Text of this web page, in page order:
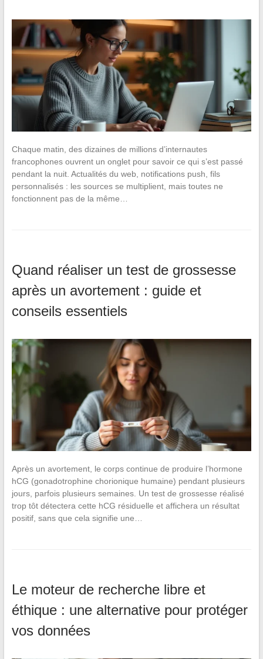
Chaque matin, des dizaines de millions d’internautes
francophones ouvrent un onglet pour savoir ce qui s’est passé
pendant la nuit. Actualités du web, notifications push, fils
personnalisés : les sources se multiplient, mais toutes ne
fonctionnent pas de la même…
Quand réaliser un test de grossesse
après un avortement : guide et
conseils essentiels
Après un avortement, le corps continue de produire l’hormone
hCG (gonadotrophine chorionique humaine) pendant plusieurs
jours, parfois plusieurs semaines. Un test de grossesse réalisé
trop tôt détectera cette hCG résiduelle et affichera un résultat
positif, sans que cela signifie une…
Le moteur de recherche libre et
éthique : une alternative pour protéger
vos données